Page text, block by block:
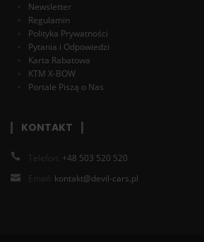
Newsletter
Regulamin
Polityka Prywatności
Pytania i Odpowiedzi
Karta Rabatowa
KTM X-BOW
Portale Piszą o Nas
KONTAKT
Telefon: +48 503 520 520
Email: kontakt@devil-cars.pl